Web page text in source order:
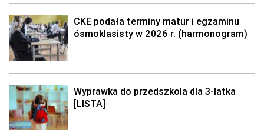
CKE podała terminy matur i egzaminu
ósmoklasisty w 2026 r. (harmonogram)
Wyprawka do przedszkola dla 3-latka
[LISTA]